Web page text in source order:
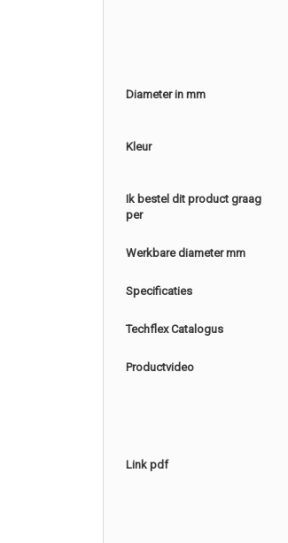
Diameter in mm
Kleur
Ik bestel dit product graag
per
Werkbare diameter mm
Specificaties
Techflex Catalogus
Productvideo
Link pdf